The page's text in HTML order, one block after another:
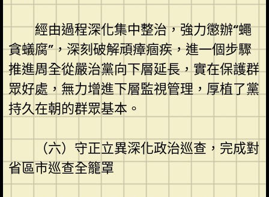
經由過程深化集中整治，強力懲辦“蠅
貪蟻腐”，深刻破解頑瘴痼疾，進一個步驟
推進周全從嚴治黨向下層延長，實在保護群
眾好處，無力增進下層監視管理，厚植了黨
持久在朝的群眾基本。
（六）守正立異深化政治巡查，完成對
省區市巡查全籠罩